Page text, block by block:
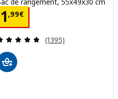
de rangement, 55x49x30 cm
1,99€1,99€
Révision: 4.8 hors
(1395)